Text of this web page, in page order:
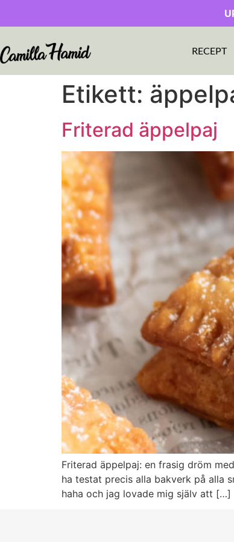
RECEPT
Etikett:
Friterad äppelpaj
Friterad äppelpaj: en frasig dröm
ha testat precis alla bakverk på alla
haha och jag lovade mig själv att […]